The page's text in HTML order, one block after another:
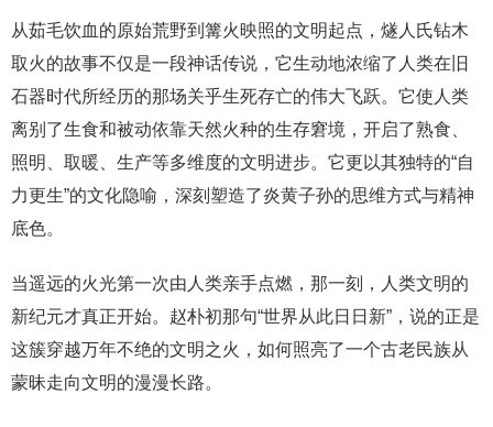
从茹毛饮血的原始荒野到篝火映照的文明起点，燧人氏钻木
取火的故事不仅是一段神话传说，它生动地浓缩了人类在旧
石器时代所经历的那场关乎生死存亡的伟大飞跃。它使人类
离别了生食和被动依靠天然火种的生存窘境，开启了熟食、
照明、取暖、生产等多维度的文明进步。它更以其独特的“自
力更生”的文化隐喻，深刻塑造了炎黄子孙的思维方式与精神
底色。
当遥远的火光第一次由人类亲手点燃，那一刻，人类文明的
新纪元才真正开始。赵朴初那句“世界从此日日新”，说的正是
这簇穿越万年不绝的文明之火，如何照亮了一个古老民族从
蒙昧走向文明的漫漫长路。